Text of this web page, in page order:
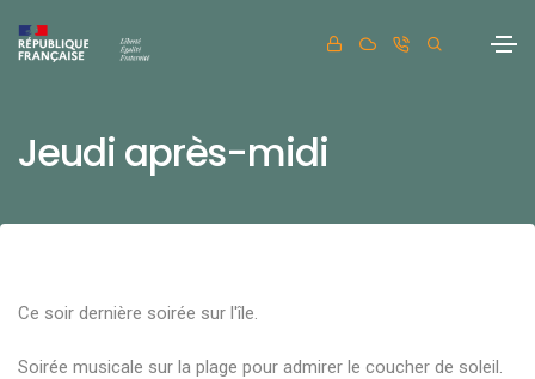
Jeudi après-midi
Ce soir dernière soirée sur l'île.
Soirée musicale sur la plage pour admirer le coucher de soleil.